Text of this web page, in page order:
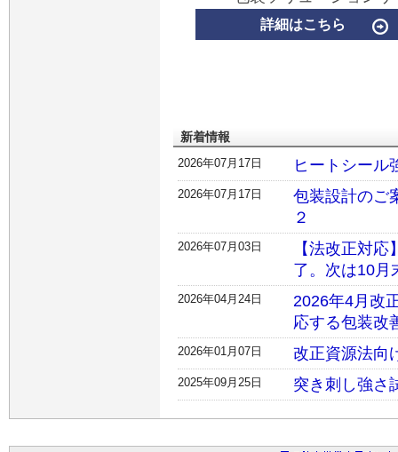
詳細はこちら
新着情報
2026年07月17日 ヒートシール
2026年07月17日
包装設計のご
２
2026年07月03日
【法改正対
了。次は10月
2026年04月24日
2026年4月改
応する包装改
2026年01月07日 改正資源法向
2025年09月25日 突き刺し強さ